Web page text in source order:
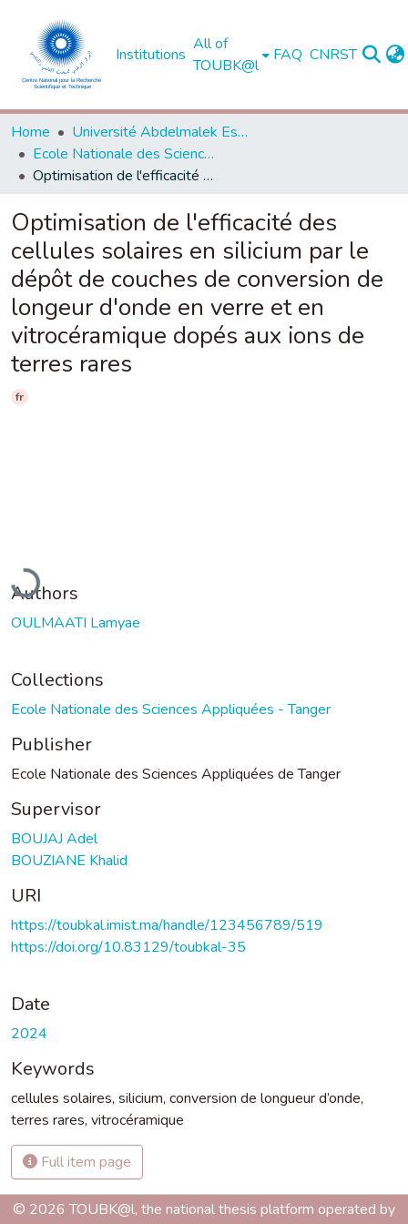
Institutions
All of
TOUBK@l
FAQ CNRST
Home
Université Abdelmalek Essaadi - Tétouan
Ecole Nationale des Sciences Appliquées - Tanger
Optimisation de l'efficacité des cellules solaires en silicium par le dépôt de couches de conversion de longeur d'onde en verre et en vitrocéramique dopés aux ions de terres rares
Optimisation de l'efficacité des
cellules solaires en silicium par le
dépôt de couches de conversion de
longeur d'onde en verre et en
vitrocéramique dopés aux ions de
terres rares
fr
Loading...
Authors
OULMAATI Lamyae
Collections
Ecole Nationale des Sciences Appliquées - Tanger
Publisher
Ecole Nationale des Sciences Appliquées de Tanger
Supervisor
BOUJAJ Adel
BOUZIANE Khalid
URI
https://toubkal.imist.ma/handle/123456789/519
https://doi.org/10.83129/toubkal-35
Date
2024
Keywords
cellules solaires, silicium, conversion de longueur d’onde,
terres rares, vitrocéramique
Full item page
© 2026 TOUBK@l, the national thesis platform operated by